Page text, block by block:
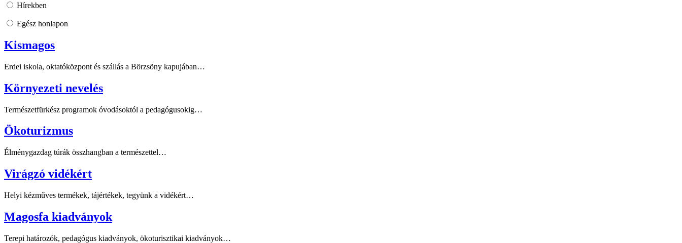
Hírekben
Egész honlapon
Kismagos
Erdei iskola, oktatóközpont és szállás a Börzsöny kapujában…
Környezeti nevelés
Természetfürkész programok óvodásoktól a pedagógusokig…
Ökoturizmus
Élménygazdag túrák összhangban a természettel…
Virágzó vidékért
Helyi kézműves termékek, tájértékek, tegyünk a vidékért…
Magosfa kiadványok
Terepi határozók, pedagógus kiadványok, ökoturisztikai kiadványok…